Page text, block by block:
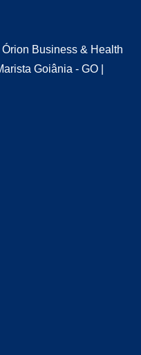
Business & Health
Goiânia - GO |